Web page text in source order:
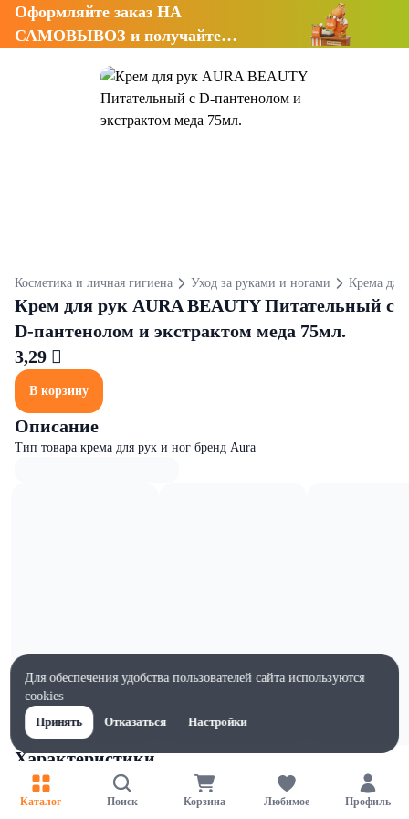
Оформляйте заказ НА
САМОВЫВОЗ и получайте
Косметика и личная гигиена Уход за руками и ногами Крема для
Крем для рук AURA BEAUTY Питательный с
D-пантенолом и экстрактом меда 75мл.
3,29 
В корзину
Описание
Тип товара крема для рук и ног бренд Aura
Характеристики
Ширина, мм
50
Каталог Поиск Корзина Любимое Профиль
Для обеспечения удобства пользователей сайта используются
cookies
Принять
Отказаться Настройки